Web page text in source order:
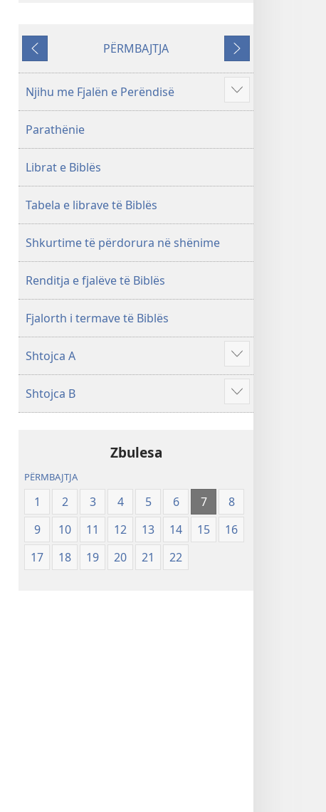
e
Shenjta
—
Përkthimi
Bota
Re
2019)
Kthehu
PËRMBAJTJA
Tjetri
Njihu me Fjalën e Perëndisë
Shfaq
më
Parathënie
Librat e Biblës
Tabela e librave të Biblës
Shkurtime të përdorura në shënime
Renditja e fjalëve të Biblës
Fjalorth i termave të Biblës
Shtojca A
Shfaq
më
shumë
Shtojca B
Shfaq
më
Zbulesa
PËRMBAJTJA
1 2 3 4 5 6 7
8
9
10 11 12 13 14 15
16
17
18 19 20 21 22